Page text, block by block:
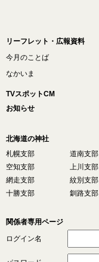
リーフレット・広報資料
今月のことば
なかいま
TVスポットCM
お知らせ
北海道の神社
札幌支部
道南支部
空知支部
上川支部
網走支部
紋別支部
十勝支部
釧路支部
関係者専用ページ
ログイン名